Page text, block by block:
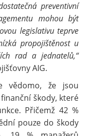
preventivní
mohou být
legislativu teprve
propojištěnost u
rad a jednatelů,“
AIG.
vědomo, že jsou
škody, které
Přičemž 42 %
pouze do škody